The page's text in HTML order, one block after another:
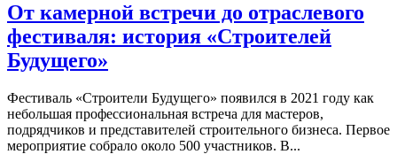
От камерной встречи до отраслевого
фестиваля: история «Строителей
Будущего»
Фестиваль «Строители Будущего» появился в 2021 году как
небольшая профессиональная встреча для мастеров,
подрядчиков и представителей строительного бизнеса. Первое
мероприятие собрало около 500 участников. В...